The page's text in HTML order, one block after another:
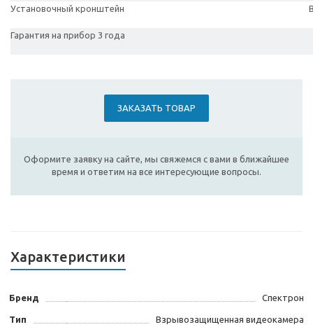
Установочный кронштейн
Гарантия на прибор 3 года
ЗАКАЗАТЬ ТОВАР
Оформите заявку на сайте, мы свяжемся с вами в ближайшее
время и ответим на все интересующие вопросы.
Характеристики
Бренд Спектрон
Тип Взрывозащищенная видеокамера